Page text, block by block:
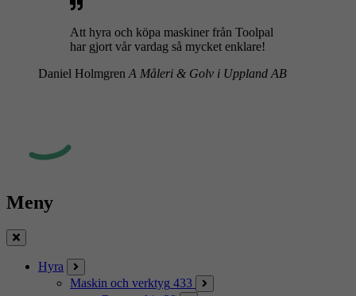
Att hyra och köpa maskiner från Toolpal
har gjort vår vardag så mycket enklare!
Daniel Holmgren A Måleri & Golv i Uppland AB
Meny
Stäng
Hyra
Maskin och verktyg 433